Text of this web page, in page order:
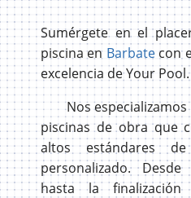
Sumérgete en el
piscina en Barbatecon
excelencia de Your Pool.
Nos especializamos
piscinas de obra que
altos estándares
personalizado.
hasta la